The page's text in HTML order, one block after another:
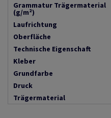
Grammatur Trägermaterial
(g/m²)
Laufrichtung
Oberfläche
Technische Eigenschaft
Kleber
Grundfarbe
Druck
Trägermaterial